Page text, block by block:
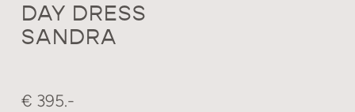
DAY DRESS
SANDRA
€ 395.-